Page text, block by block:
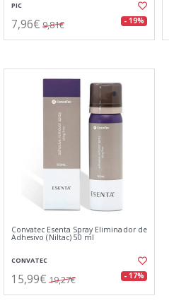
PIC
7,96€ 9,81€ - 19%
Convatec Esenta Spray Eliminador de
Adhesivo (Niltac) 50 ml
CONVATEC
15,99€ 19,27€ - 17%